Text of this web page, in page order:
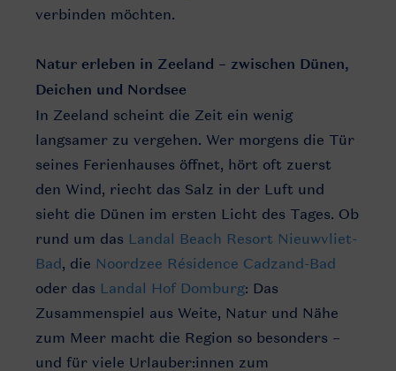
verbinden möchten.
Natur erleben in Zeeland – zwischen Dünen,
Deichen und Nordsee
In Zeeland scheint die Zeit ein wenig
langsamer zu vergehen. Wer morgens die Tür
seines Ferienhauses öffnet, hört oft zuerst
den Wind, riecht das Salz in der Luft und
sieht die Dünen im ersten Licht des Tages. Ob
rund um das Landal Beach Resort Nieuwvliet-
Bad, die Noordzee Résidence Cadzand-Bad
oder das Landal Hof Domburg: Das
Zusammenspiel aus Weite, Natur und Nähe
zum Meer macht die Region so besonders –
und für viele Urlauber:innen zum